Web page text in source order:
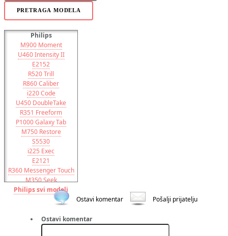
PRETRAGA MODELA
Philips
M900 Moment
U460 Intensity II
E2152
R520 Trill
R860 Caliber
i220 Code
U450 DoubleTake
R351 Freeform
P1000 Galaxy Tab
M750 Restore
S5530
i225 Exec
E2121
R360 Messenger Touch
M350 Seek
U320 Haven
I5801 Galaxy Apollo
Intercept
Galaxy S Pro
Philips svi modeli
Ostavi komentar
Pošalji prijatelju
Ostavi komentar